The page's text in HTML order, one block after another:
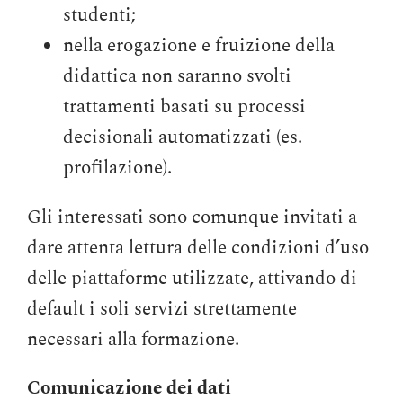
studenti;
nella erogazione e fruizione della
didattica non saranno svolti
trattamenti basati su processi
decisionali automatizzati (es.
profilazione).
Gli interessati sono comunque invitati a
dare attenta lettura delle condizioni d’uso
delle piattaforme utilizzate, attivando di
default i soli servizi strettamente
necessari alla formazione.
Comunicazione dei dati